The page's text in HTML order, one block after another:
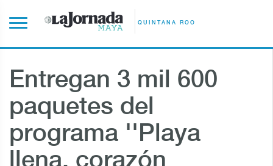
QUINTANA ROO
Entregan 3 mil 600
paquetes del
programa ''Playa